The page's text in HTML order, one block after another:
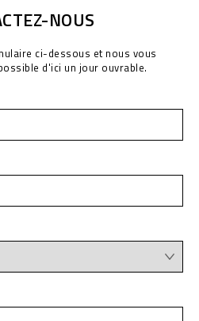
NOUS
ci-dessous et nous vous
d'ici un jour ouvrable.